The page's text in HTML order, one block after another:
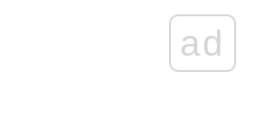
ad